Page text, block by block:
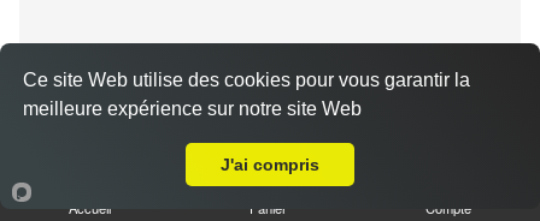
Accueil Panier Compte
Ce site Web utilise des cookies pour vous garantir la
meilleure expérience sur notre site Web
J'ai compris